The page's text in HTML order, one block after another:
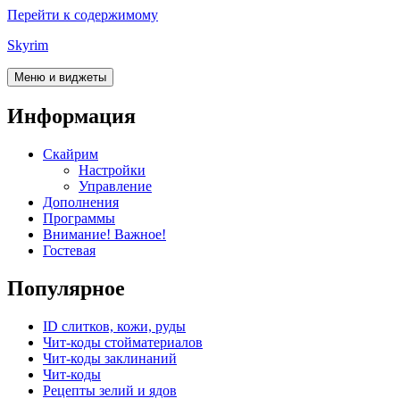
Перейти к содержимому
Skyrim
Меню и виджеты
Информация
Скайрим
Настройки
Управление
Дополнения
Программы
Внимание! Важное!
Гостевая
Популярное
ID слитков, кожи, руды
Чит-коды стойматериалов
Чит-коды заклинаний
Чит-коды
Рецепты зелий и ядов